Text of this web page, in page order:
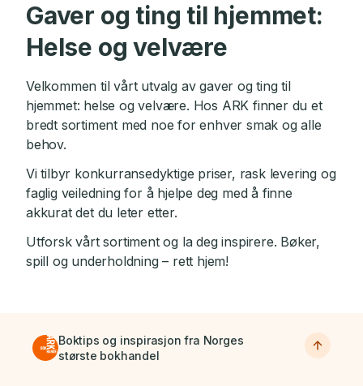
Gaver og ting til hjemmet:
Helse og velvære
Velkommen til vårt utvalg av gaver og ting til
hjemmet: helse og velvære. Hos ARK finner du et
bredt sortiment med noe for enhver smak og alle
behov.
Vi tilbyr konkurransedyktige priser, rask levering og
faglig veiledning for å hjelpe deg med å finne
akkurat det du leter etter.
Utforsk vårt sortiment og la deg inspirere. Bøker,
spill og underholdning – rett hjem!
Boktips og inspirasjon fra Norges
største bokhandel